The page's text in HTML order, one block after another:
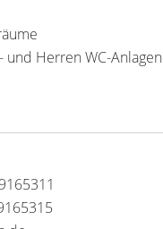
und Herren WC-Anlagen